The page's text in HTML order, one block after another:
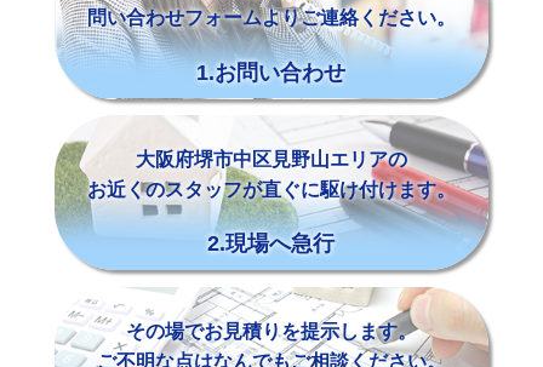
問い合わせフォームよりご連絡ください。
1.お問い合わせ
大阪府堺市中区見野山エリアの
お近くのスタッフが直ぐに駆け付けます。
2.現場へ急行
その場でお見積りを提示します。
ご不明な点はなんでもご相談ください。